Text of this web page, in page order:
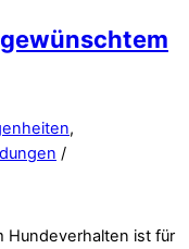
,
/
Hundeverhalten ist für